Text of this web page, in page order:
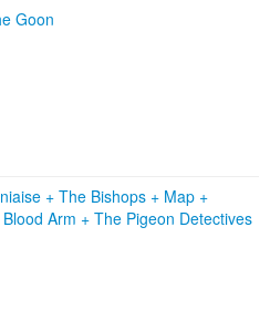
Goon
+ The Bishops + Map +
Arm + The Pigeon Detectives